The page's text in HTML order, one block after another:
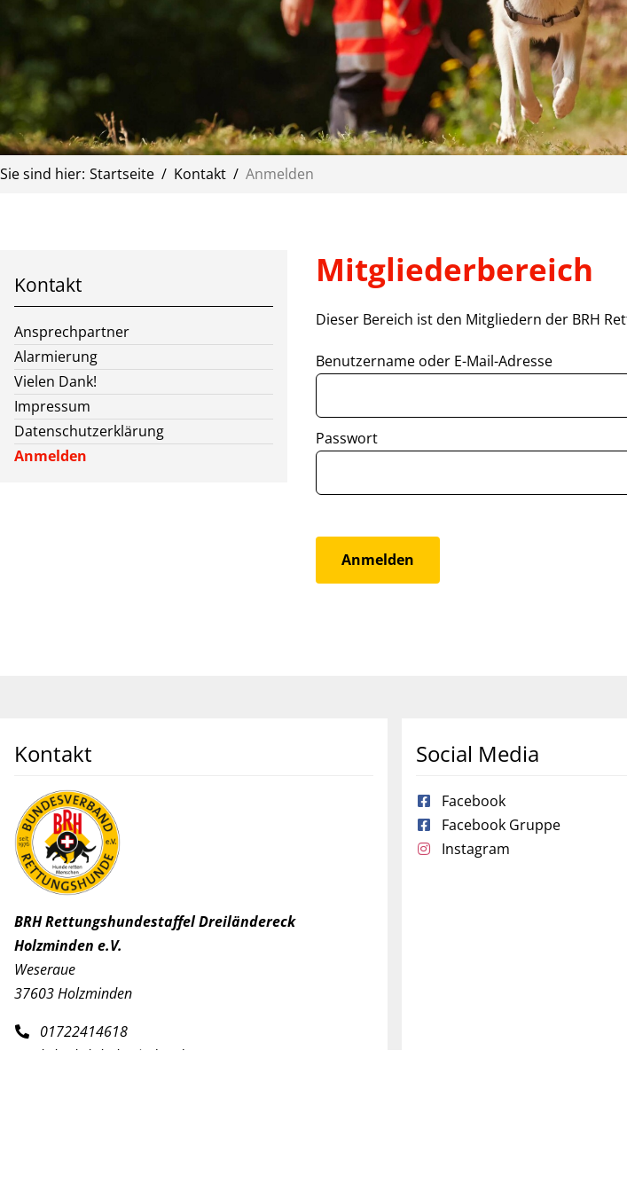
Sie sind hier: Startseite Kontakt Anmelden
Kontakt
Ansprechpartner
Alarmierung
Vielen Dank!
Impressum
Datenschutzerklärung
Anmelden
Mitgliederbereich
Dieser Bereich ist den Mitgliedern der BRH
Benutzername oder E-Mail-Adresse
Passwort
Kontakt
BRH Rettungshundestaffel Dreiländereck
Holzminden e.V.
Weseraue
37603 Holzminden
01722414618
brh@brh-holzminden.de
Social Media
Facebook
Facebook Gruppe
Instagram